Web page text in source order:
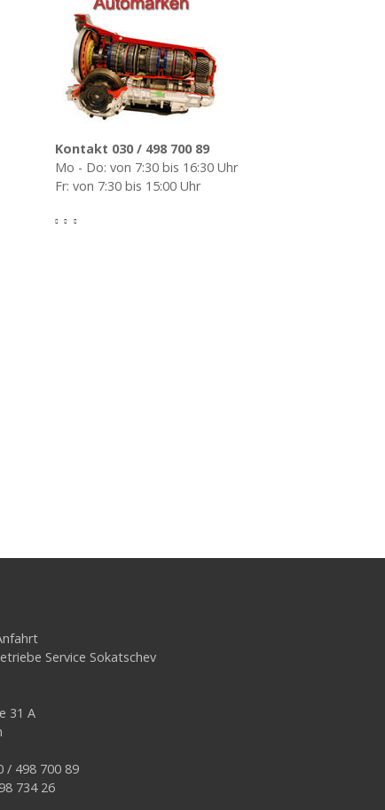
Kontakt 030 / 498 700 89
Mo - Do: von 7:30 bis 16:30 Uhr
Fr: von 7:30 bis 15:00 Uhr
Service Sokatschev
31 A
/ 498 700 89
734 26